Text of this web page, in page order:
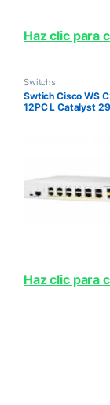
Haz clic para
Switchs
Swtich Cisco WS
12PC L Catalyst
Haz clic para